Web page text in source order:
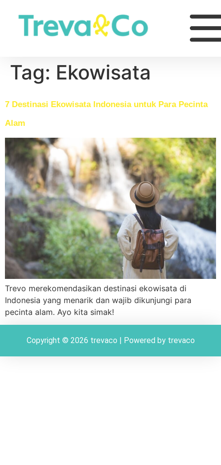
Tag: Ekowisata
7 Destinasi Ekowisata Indonesia untuk Para Pecinta
Alam
Trevo merekomendasikan destinasi ekowisata di
Indonesia yang menarik dan wajib dikunjungi para
pecinta alam. Ayo kita simak!
Copyright © 2026 trevaco | Powered by trevaco